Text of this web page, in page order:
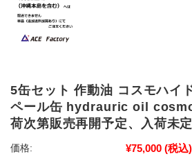
5缶セット 作動油 コスモハイ
ペール缶 hydrauric oil
荷次第販売再開予定、入荷未定
価格: ¥75,000 (税込)